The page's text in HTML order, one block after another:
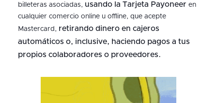
billeteras asociadas, usando la Tarjeta Payoneer en
cualquier comercio online u offline, que acepte
Mastercard, retirando dinero en cajeros
automáticos o, inclusive, haciendo pagos a tus
propios colaboradores o proveedores.